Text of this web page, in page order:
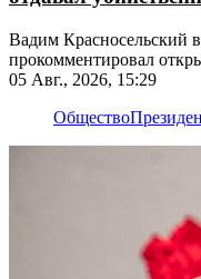
Вадим Красносельский
прокомментировал
Рыбнице
05 Авг., 2026, 15:29
Общество